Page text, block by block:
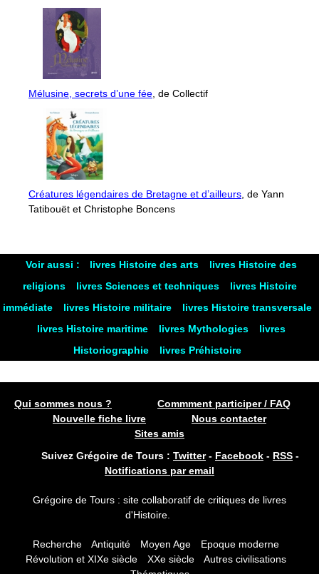
Mélusine, secrets d’une fée , de Collectif
Créatures légendaires de Bretagne et d’ailleurs , de Yann
Tatibouët et Christophe Boncens
Voir aussi : livres Histoire des arts
livres Histoire des
religions
livres Sciences et techniques
livres Histoire
immédiate
livres Histoire militaire
livres Histoire transversale
livres Histoire maritime
livres Mythologies
livres
Historiographie
livres Préhistoire
Qui sommes nous ?
Commment participer / FAQ
Nouvelle fiche livre
Nous contacter
Sites amis
Suivez Grégoire de Tours : Twitter- Facebook - RSS -
Notifications par email
Grégoire de Tours : site collaboratif de critiques de livres
d'Histoire.
Recherche Antiquité Moyen Age
Epoque moderne
Révolution et XIXe siècle
XXe siècle
Autres civilisations